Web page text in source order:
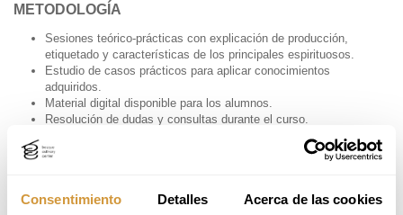
Consentimiento Detalles Acerca de las cookies
METODOLOGÍA
Sesiones teórico-prácticas con explicación de producción,
etiquetado y características de los principales espirituosos.
Estudio de casos prácticos para aplicar conocimientos
adquiridos.
Material digital disponible para los alumnos.
Resolución de dudas y consultas durante el curso.
principios de servicio.
EVALUACIÓN